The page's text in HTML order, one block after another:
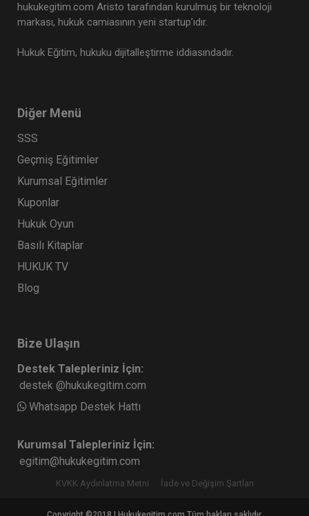
hukukegitim.com Aristo tarafından kurulmuş bir teknoloji
markası, hukuk camiasının yeni startup’ıdır.
Hukuk Eğitim, hukuku dijitalleştirme iddiasındadır.
Diğer Menü
SSS
Geçmiş Eğitimler
Kurumsal Eğitimler
Kuponlar
Hukuk Oyun
Basılı Kitaplar
HUKUK TV
Blog
Bize Ulaşın
Destek Talepleriniz İçin:
destek @hukukegitim.com
Whatsapp Destek Hattı
Kurumsal Talepleriniz İçin:
egitim@hukukegitim.com
KVKK Aydınlatma Metni İade ve Değişim Şartları